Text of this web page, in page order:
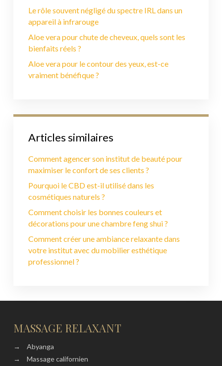
Le rôle souvent négligé du spectre IRL dans un
appareil à infrarouge
Aloe vera pour chute de cheveux, quels sont les
bienfaits réels ?
Aloe vera pour le contour des yeux, est-ce
vraiment bénéfique ?
Articles similaires
Comment agencer son institut de beauté pour
maximiser le confort de ses clients ?
Pourquoi le CBD est-il utilisé dans les
cosmétiques naturels ?
Comment choisir les bonnes couleurs et
décorations pour une chambre feng shui ?
Comment créer une ambiance relaxante dans
votre institut avec du mobilier esthétique
professionnel ?
MASSAGE RELAXANT
→
Abyanga
→
Massage californien